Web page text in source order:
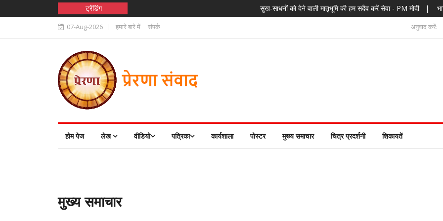
ट्रेंडिंग सुख-साधनों को देने वाली मातृभूमि की हम सदैव करें सेवा - PM मोदी | भारत के ‘स्व’ का
07-Aug-2026 हमारे बारे में संपर्क अनुवाद करें:
होम पेज लेख वीडियो पत्रिका कार्यशाला पोस्टर मुख्य समाचार चित्र प्रदर्शनी शिकायतें
मुख्य समाचार